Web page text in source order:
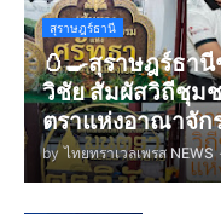
สุราษฎร์ธานี
🥚🍳สุราษฎร์ธา
วิชัย สัมผัสวิถีชุมช
ตราแห่งอาณาจัก
by ไทยทราเวลเพรส NEWS